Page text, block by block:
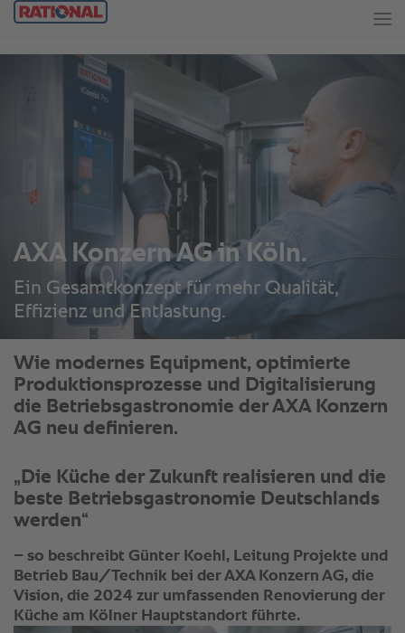
AXA Konzern AG in Köln.
Ein Gesamtkonzept für mehr Qualität,
Effizienz und Entlastung.